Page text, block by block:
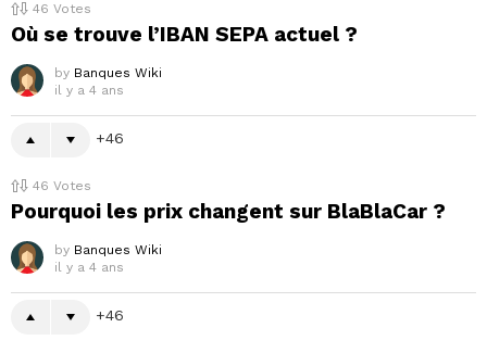
46 Votes
Où se trouve l’IBAN SEPA actuel ?
by Banques Wiki
il y a 4 ans
46
46 Votes
Pourquoi les prix changent sur BlaBlaCar ?
by Banques Wiki
il y a 4 ans
46